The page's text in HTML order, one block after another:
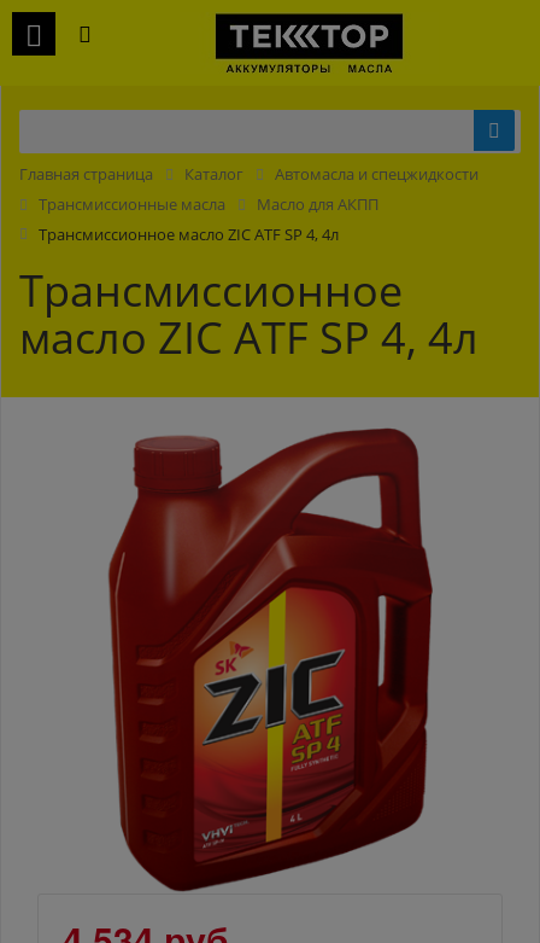
Главная страница Каталог
Автомасла и спецжидкости
Трансмиссионные масла
Масло для АКПП
Трансмиссионное масло ZIC ATF SP 4, 4л
Трансмиссионное
масло ZIC ATF SP 4, 4л